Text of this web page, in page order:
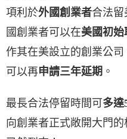
項利於外國創業者合法
國創業者可以在美國初始
作其在美設立的創業公司
可以再申請三年延期 。
最長合法停留時間可 多達
向創業者正式敞開大門的